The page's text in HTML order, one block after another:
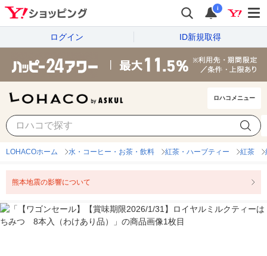
i
ログイン ID新規取得
ロハコメニュー
LOHACOホーム 水・コーヒー・お茶・飲料 紅茶・ハーブティー 紅茶
熊本地震の影響について